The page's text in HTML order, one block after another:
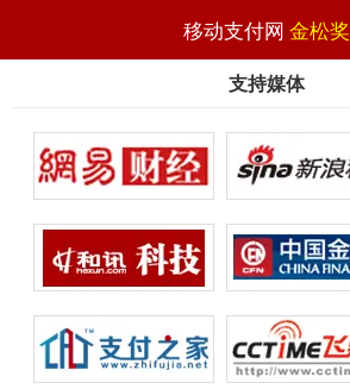
移动支付网 金松奖
支持媒体